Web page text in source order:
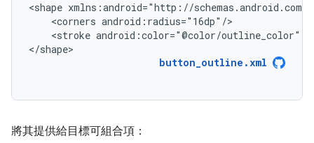
<shape
<corners
<stroke android:color="@color/outline_color"
</shape>
button_outline.xml
將其提供給目標可組合項：